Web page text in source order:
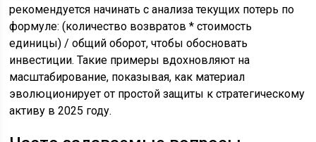
рекомендуется начинать с анализа текущих потерь по
формуле: (количество возвратов * стоимость
единицы) / общий оборот, чтобы обосновать
инвестиции. Такие примеры вдохновляют на
масштабирование, показывая, как материал
эволюционирует от простой защиты к стратегическому
активу в 2025 году.